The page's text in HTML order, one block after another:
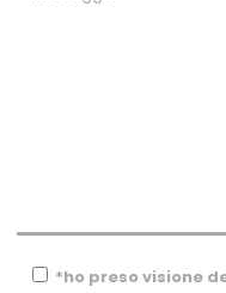
*ho preso visione